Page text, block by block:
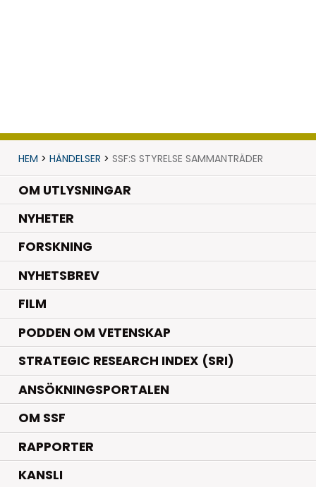
HEM > HÄNDELSER > SSF:S STYRELSE SAMMANTRÄDER
OM UTLYSNINGAR
NYHETER.
FORSKNING.
NYHETSBREV
FILM
PODDEN OM VETENSKAP
STRATEGIC RESEARCH INDEX (SRI)
ANSÖKNINGSPORTALEN
OM SSF
RAPPORTER
KANSLI